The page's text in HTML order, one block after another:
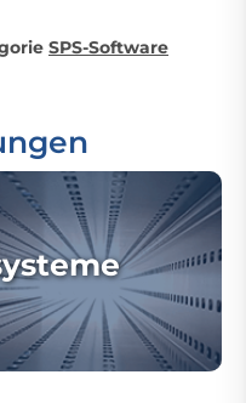
SPS-Software